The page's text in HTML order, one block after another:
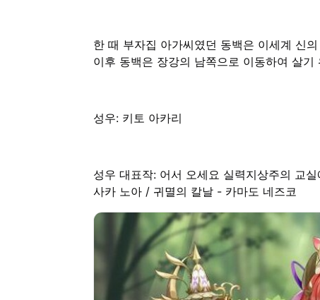
한 때 부자집 아가씨였던 동백은 이세계 신
이후 동백은 장강의 남쪽으로 이동하여 살
성우: 키토 아카리
성우 대표작: 어서 오세요 실력지상주의 교
사카 노아 / 귀멸의 칼날 - 카마도 네즈코